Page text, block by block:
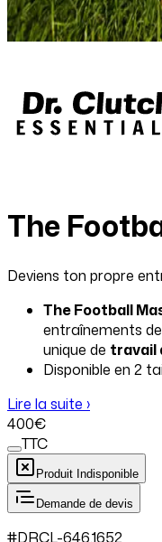
The
Deviens ton propre
The Football
entraînements
unique de travail
Disponible en 2
Lire la suite ›
400€
TTC
Produit Indisponible
Demande de devis
#DRCL-646.1652